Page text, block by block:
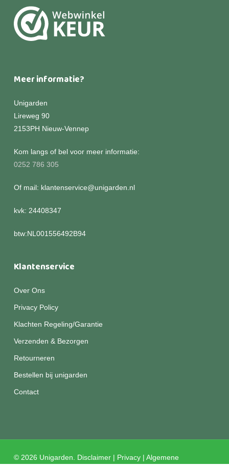
Meer informatie?
Unigarden
Lireweg 90
2153PH Nieuw-Vennep
Kom langs of bel voor meer informatie:
0252 786 305
Of mail: klantenservice@unigarden.nl
kvk: 24408347
btw:NL001556492B94
Klantenservice
Over Ons
Privacy Policy
Klachten Regeling/Garantie
Verzenden & Bezorgen
Retourneren
Bestellen bij unigarden
Contact
© 2026 Unigarden. Disclaimer| Privacy| Algemene